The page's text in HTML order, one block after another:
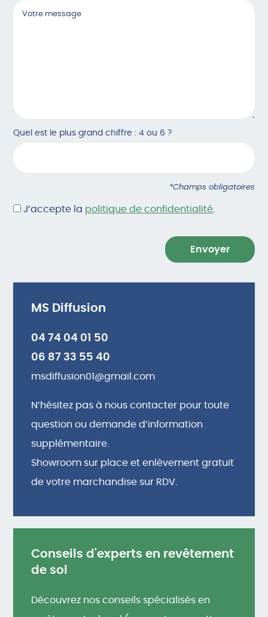
Quel est le plus grand chiffre : 4 ou 6 ?
*Champs obligatoires
J’accepte la politique de confidentialité
MS Diffusion
04 74 04 01 50
06 87 33 55 40
msdiffusion01@gmail.com
N’hésitez pas à nous contacter pour toute
question ou demande d’information
supplémentaire.
Showroom sur place et enlèvement gratuit
de votre marchandise sur RDV.
Conseils d'experts en revêtement
de sol
Découvrez nos conseils spécialisés en